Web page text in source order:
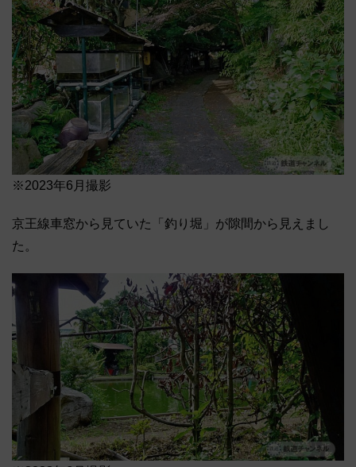
※2023年6月撮影
京王線車窓から見ていた「釣り堀」が隙間から見えまし
た。